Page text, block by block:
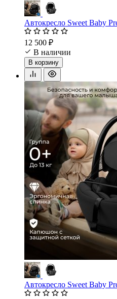
Автокресло Sweet Baby
12 500 ₽
В наличии
В корзину
Автокресло Sweet Baby